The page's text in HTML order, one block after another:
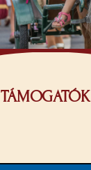
TÁMOGATÓK